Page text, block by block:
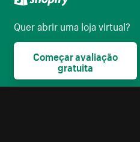
Burst Some Rights
Quer abrir uma loja virtual?
Começar avaliação
gratuita